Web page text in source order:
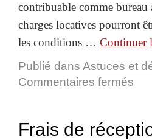
contribuable comme bureau
charges locatives pourront
les conditions … Continuer
Publié dans Astuces et
Commentaires fermés
Frais de